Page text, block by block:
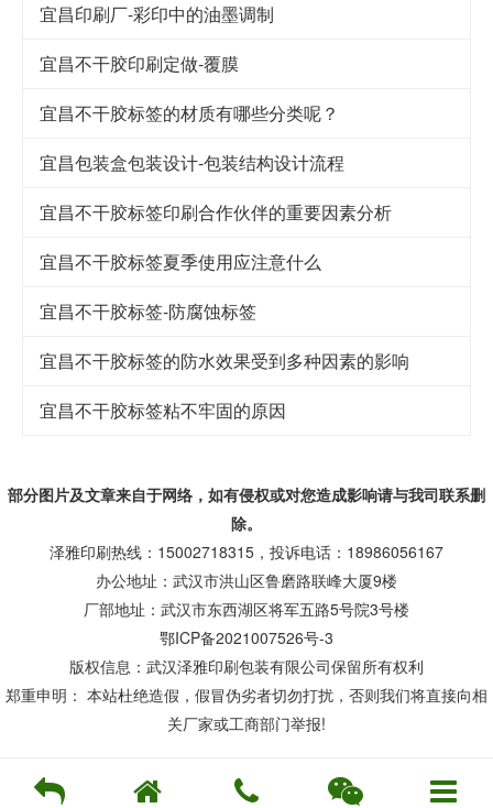
宜昌印刷厂-彩印中的油墨调制
宜昌不干胶印刷定做-覆膜
宜昌不干胶标签的材质有哪些分类呢？
宜昌包装盒包装设计-包装结构设计流程
宜昌不干胶标签印刷合作伙伴的重要因素分析
宜昌不干胶标签夏季使用应注意什么
宜昌不干胶标签-防腐蚀标签
宜昌不干胶标签的防水效果受到多种因素的影响
宜昌不干胶标签粘不牢固的原因
部分图片及文章来自于网络，如有侵权或对您造成影响请与我司联系删
除。
泽雅印刷热线：15002718315，投诉电话：18986056167
办公地址：武汉市洪山区鲁磨路联峰大厦9楼
厂部地址：武汉市东西湖区将军五路5号院3号楼
鄂ICP备2021007526号-3
版权信息：武汉泽雅印刷包装有限公司保留所有权利
郑重申明： 本站杜绝造假，假冒伪劣者切勿打扰，否则我们将直接向相
关厂家或工商部门举报!